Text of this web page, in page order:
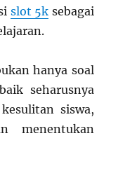
slot 5k sebagai
hanya soal
seharusnya
siswa,
menentukan